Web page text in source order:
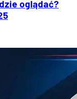
oglądać?